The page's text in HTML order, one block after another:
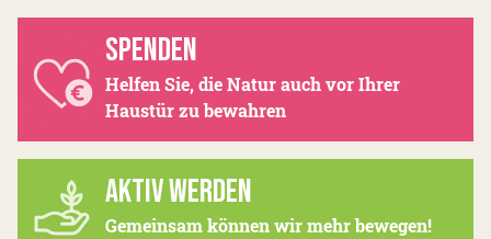
SPENDEN
Helfen Sie, die Natur auch vor Ihrer
Haustür zu bewahren
AKTIV WERDEN
Gemeinsam können wir mehr bewegen!